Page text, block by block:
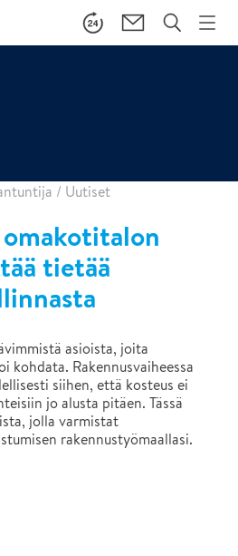
/ Uutiset
tietää
asioista, joita
kohdata. Rakennusvaiheessa
siihen, että kosteus ei
jo alusta pitäen. Tässä
jolla varmistat
rakennustyömaallasi.